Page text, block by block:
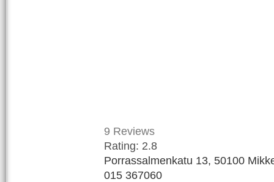
9 Reviews
Rating: 2.8
Porrassalmenkatu 13, 50100
015 367060